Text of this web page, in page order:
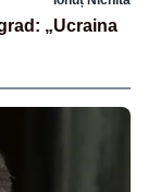
„Ucraina